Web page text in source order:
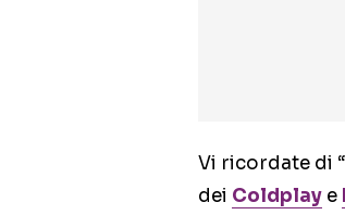
Vi ricordate di
dei Coldplay e